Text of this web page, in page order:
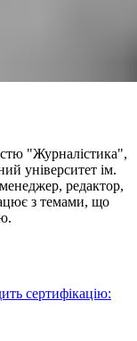
"Журналістика",
університет ім.
редактор,
з темами, що
сертифікацію: